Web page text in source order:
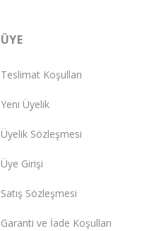
ÜYE
Teslimat Koşulları
Yeni Üyelik
Üyelik Sözleşmesi
Üye Girişi
Satış Sözleşmesi
Garanti ve İade Koşulları